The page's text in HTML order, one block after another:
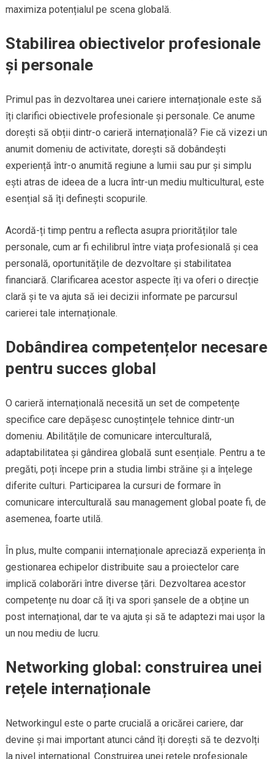
maximiza potențialul pe scena globală.
Stabilirea obiectivelor profesionale
și personale
Primul pas în dezvoltarea unei cariere internaționale este să
îți clarifici obiectivele profesionale și personale. Ce anume
dorești să obții dintr-o carieră internațională? Fie că vizezi un
anumit domeniu de activitate, dorești să dobândești
experiență într-o anumită regiune a lumii sau pur și simplu
ești atras de ideea de a lucra într-un mediu multicultural, este
esențial să îți definești scopurile.
Acordă-ți timp pentru a reflecta asupra priorităților tale
personale, cum ar fi echilibrul între viața profesională și cea
personală, oportunitățile de dezvoltare și stabilitatea
financiară. Clarificarea acestor aspecte îți va oferi o direcție
clară și te va ajuta să iei decizii informate pe parcursul
carierei tale internaționale.
Dobândirea competențelor necesare
pentru succes global
O carieră internațională necesită un set de competențe
specifice care depășesc cunoștințele tehnice dintr-un
domeniu. Abilitățile de comunicare interculturală,
adaptabilitatea și gândirea globală sunt esențiale. Pentru a te
pregăti, poți începe prin a studia limbi străine și a înțelege
diferite culturi. Participarea la cursuri de formare în
comunicare interculturală sau management global poate fi, de
asemenea, foarte utilă.
În plus, multe companii internaționale apreciază experiența în
gestionarea echipelor distribuite sau a proiectelor care
implică colaborări între diverse țări. Dezvoltarea acestor
competențe nu doar că îți va spori șansele de a obține un
post internațional, dar te va ajuta și să te adaptezi mai ușor la
un nou mediu de lucru.
Networking global: construirea unei
rețele internaționale
Networkingul este o parte crucială a oricărei cariere, dar
devine și mai important atunci când îți dorești să te dezvolți
la nivel internațional. Construirea unei rețele profesionale